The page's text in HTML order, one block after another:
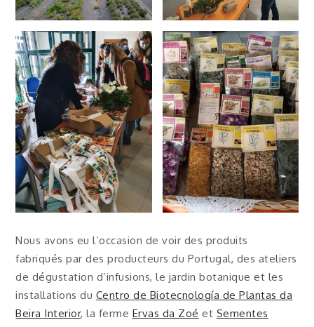
Nous avons eu l’occasion de voir des produits
fabriqués par des producteurs du Portugal, des ateliers
de dégustation d’infusions, le jardin botanique et les
installations du Centro de Biotecnología de Plantas da
Beira Interior, la ferme Ervas da Zoé et Sementes